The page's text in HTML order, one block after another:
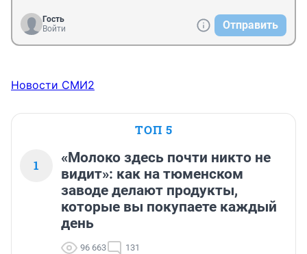
Гость
Войти
Отправить
Новости СМИ2
ТОП 5
1
«Молоко здесь почти никто не
видит»: как на тюменском
заводе делают продукты,
которые вы покупаете каждый
день
96 663 131